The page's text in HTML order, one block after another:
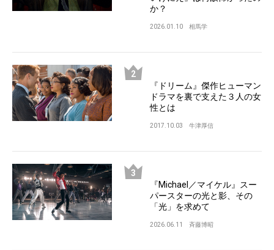
か？
2026.01.10 相馬学
『ドリーム』傑作ヒューマン
ドラマを裏で支えた３人の女
性とは
2017.10.03 牛津厚信
『Michael／マイケル』スー
パースターの光と影、その
「光」を求めて
2026.06.11 斉藤博昭